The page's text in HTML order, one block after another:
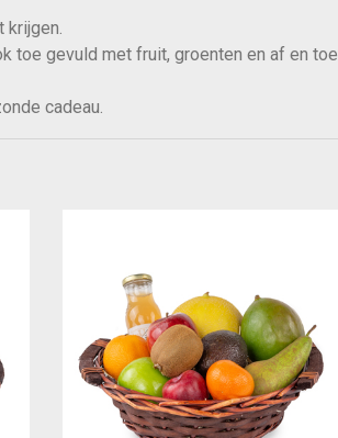
krijgen.
toe gevuld met fruit, groenten en af en toe
cadeau.